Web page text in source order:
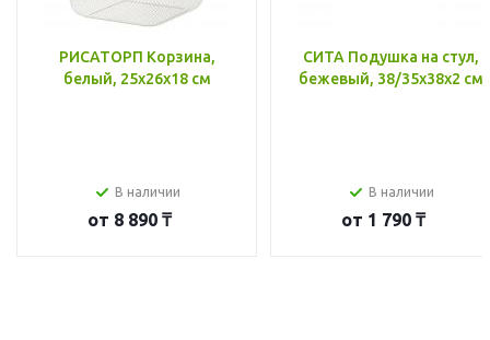
РИСАТОРП Корзина,
белый, 25x26x18 см
В наличии
от 8 890 ₸
СИТА Подушка на стул,
бежевый, 38/35x38x2 см
В наличии
от 1 790 ₸